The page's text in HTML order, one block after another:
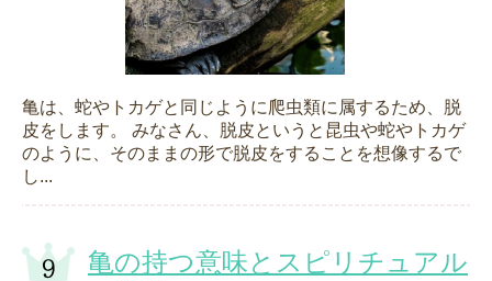
亀は、蛇やトカゲと同じように爬虫類に属するため、脱
皮をします。 みなさん、脱皮というと昆虫や蛇やトカゲ
のように、そのままの形で脱皮をすることを想像するで
し...
亀の持つ意味とスピリチュアル